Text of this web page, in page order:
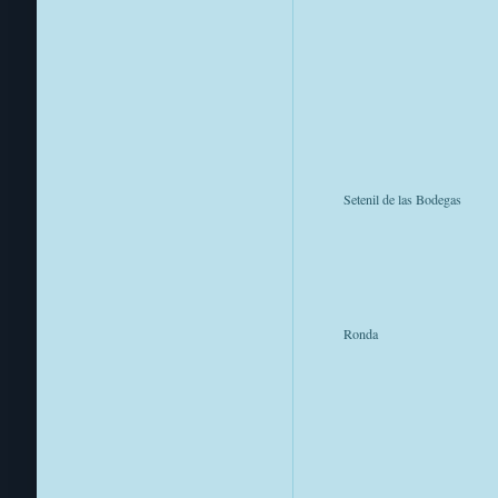
Setenil de las Bodegas
Ronda